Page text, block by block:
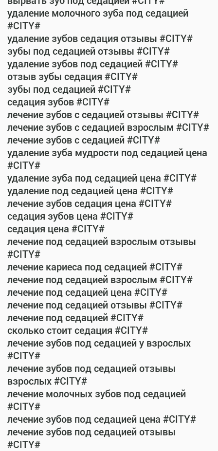
удаление молочного зуба под седацией
#CITY#
удаление зубов седация отзывы #CITY#
зубы под седацией отзывы #CITY#
удаление зубов под седацией #CITY#
отзыв зубы седация #CITY#
зубы под седацией #CITY#
седация зубов #CITY#
лечение зубов с седацией отзывы #CITY#
лечение зубов с седацией взрослым #CITY#
лечение зубов с седацией #CITY#
удаление зуба мудрости под седацией цена
#CITY#
удаление зуба под седацией цена #CITY#
удаление под седацией цена #CITY#
лечение зубов седация цена #CITY#
седация зубов цена #CITY#
седация цена #CITY#
лечение под седацией взрослым отзывы
#CITY#
лечение кариеса под седацией #CITY#
лечение под седацией взрослым #CITY#
лечение под седацией цена #CITY#
лечение под седацией отзывы #CITY#
лечение под седацией #CITY#
сколько стоит седация #CITY#
лечение зубов под седацией у взрослых
#CITY#
лечение зубов под седацией отзывы
взрослых #CITY#
лечение молочных зубов под седацией
#CITY#
лечение зубов под седацией цена #CITY#
лечение зубов под седацией отзывы
#CITY#